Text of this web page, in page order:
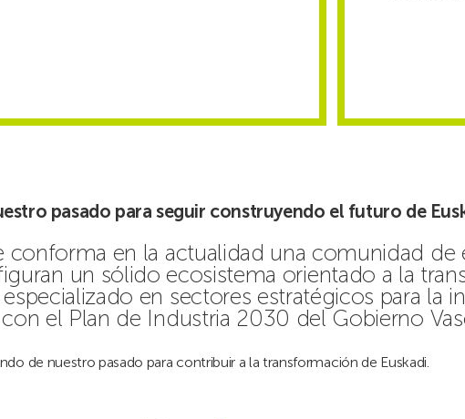
pasado para seguir construyendo el futuro de
conforma en la actualidad una comunidad de
un sólido ecosistema orientado a la
en sectores estratégicos para la
el Plan de Industria 2030 del Gobierno
de nuestro pasado para contribuir a la transformación de Euskadi.